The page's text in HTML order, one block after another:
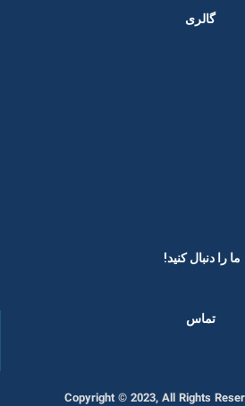
گالری
ما را دنبال کنید! ​
تماس